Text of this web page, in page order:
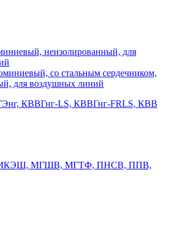
неизолированный, для
со стальным сердечником,
для воздушных линий
КВВГнг-LS, КВВГнг-FRLS, КВВ
МГШВ, МГТФ, ПНСВ, ППВ,